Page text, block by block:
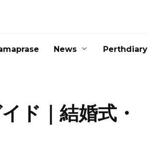
News Perthdiary
ド｜結婚式・